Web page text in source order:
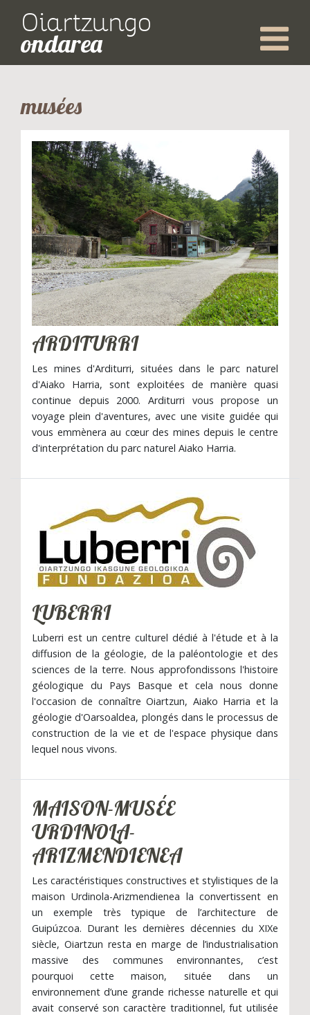
Oiartzungo
ondarea
musées
ARDITURRI
Les mines d'Arditurri, situées dans le parc naturel
d'Aiako Harria, sont exploitées de manière quasi
continue depuis 2000. Arditurri vous propose un
voyage plein d'aventures, avec une visite guidée qui
vous emmènera au cœur des mines depuis le centre
d'interprétation du parc naturel Aiako Harria.
LUBERRI
Luberri est un centre culturel dédié à l'étude et à la
diffusion de la géologie, de la paléontologie et des
sciences de la terre. Nous approfondissons l'histoire
géologique du Pays Basque et cela nous donne
l'occasion de connaître Oiartzun, Aiako Harria et la
géologie d'Oarsoaldea, plongés dans le processus de
construction de la vie et de l'espace physique dans
lequel nous vivons.
MAISON-MUSÉE
URDINOLA-
ARIZMENDIENEA
Les caractéristiques constructives et stylistiques de la
maison Urdinola-Arizmendienea la convertissent en
un exemple très typique de l’architecture de
Guipúzcoa. Durant les dernières décennies du XIXe
siècle, Oiartzun resta en marge de l’industrialisation
massive des communes environnantes, c’est
pourquoi cette maison, située dans un
environnement d’une grande richesse naturelle et qui
avait conservé son caractère traditionnel, fut utilisée